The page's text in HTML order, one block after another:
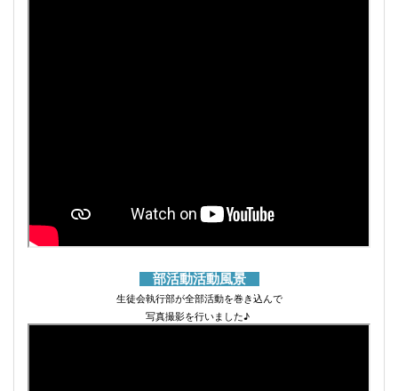
部活動活動風景
生徒会執行部が全部活動を巻き込んで
写真撮影を行いました♪